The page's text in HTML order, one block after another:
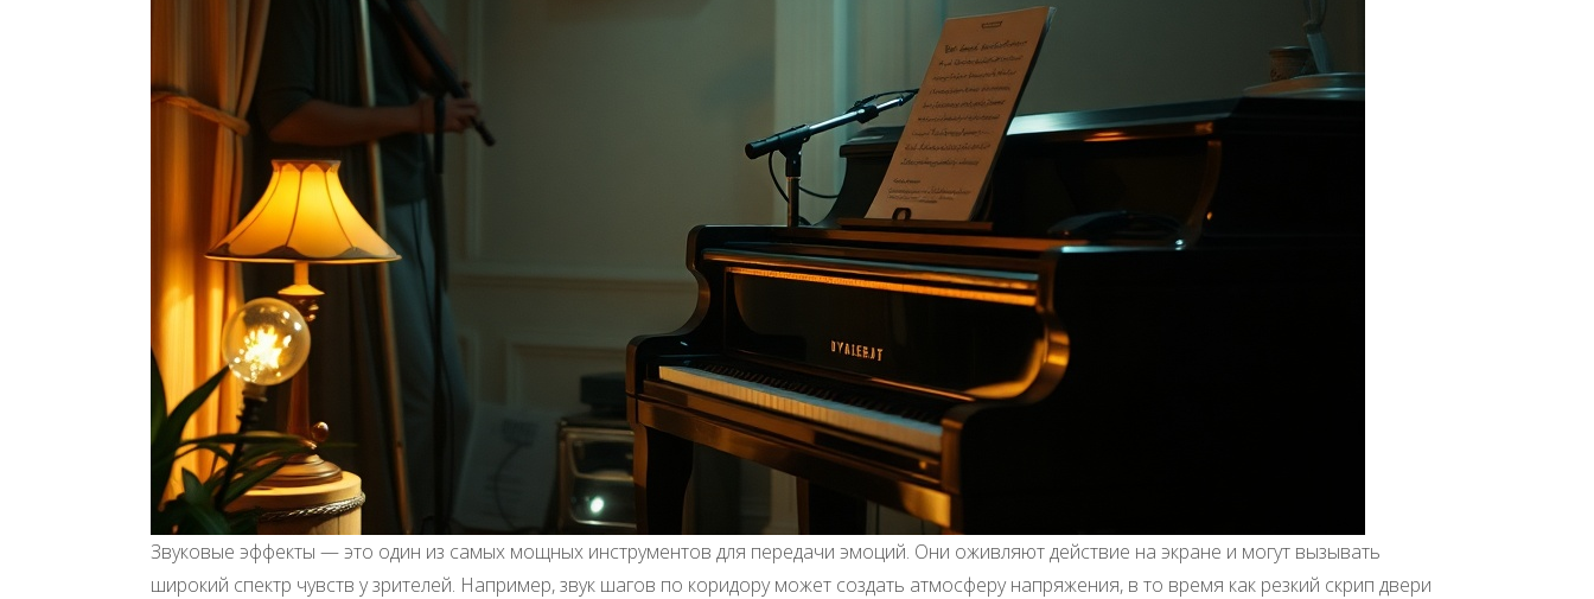
Звуковые эффекты — это один из самых мощных инструментов для передачи эмоций. Они оживляют действие на экране и могут вызывать
широкий спектр чувств у зрителей. Например, звук шагов по коридору может создать атмосферу напряжения, в то время как резкий скрип двери